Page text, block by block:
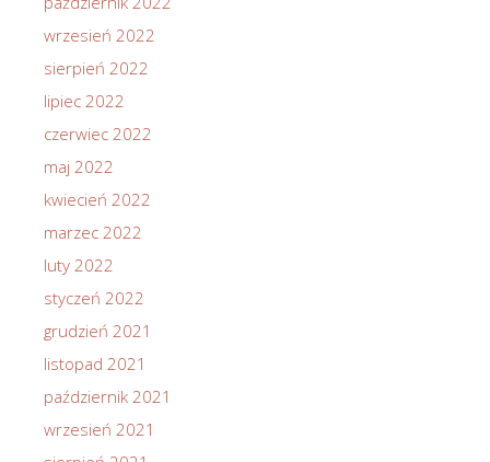
wrzesień 2022
sierpień 2022
lipiec 2022
czerwiec 2022
maj 2022
kwiecień 2022
marzec 2022
luty 2022
styczeń 2022
grudzień 2021
listopad 2021
październik 2021
wrzesień 2021